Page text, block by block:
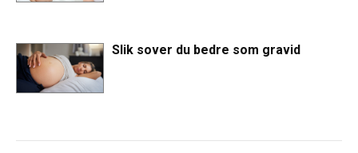
Slik sover du bedre som gravid